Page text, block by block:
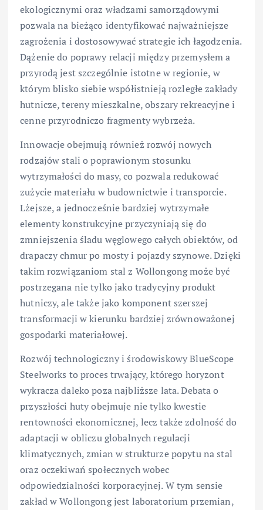
ekologicznymi oraz władzami samorządowymi
pozwala na bieżąco identyfikować najważniejsze
zagrożenia i dostosowywać strategie ich łagodzenia.
Dążenie do poprawy relacji między przemysłem a
przyrodą jest szczególnie istotne w regionie, w
którym blisko siebie współistnieją rozległe zakłady
hutnicze, tereny mieszkalne, obszary rekreacyjne i
cenne przyrodniczo fragmenty wybrzeża.
Innowacje obejmują również rozwój nowych
rodzajów stali o poprawionym stosunku
wytrzymałości do masy, co pozwala redukować
zużycie materiału w budownictwie i transporcie.
Lżejsze, a jednocześnie bardziej wytrzymałe
elementy konstrukcyjne przyczyniają się do
zmniejszenia śladu węglowego całych obiektów, od
drapaczy chmur po mosty i pojazdy szynowe. Dzięki
takim rozwiązaniom stal z Wollongong może być
postrzegana nie tylko jako tradycyjny produkt
hutniczy, ale także jako komponent szerszej
transformacji w kierunku bardziej zrównoważonej
gospodarki materiałowej.
Rozwój technologiczny i środowiskowy BlueScope
Steelworks to proces trwający, którego horyzont
wykracza daleko poza najbliższe lata. Debata o
przyszłości huty obejmuje nie tylko kwestie
rentowności ekonomicznej, lecz także zdolność do
adaptacji w obliczu globalnych regulacji
klimatycznych, zmian w strukturze popytu na stal
oraz oczekiwań społecznych wobec
odpowiedzialności korporacyjnej. W tym sensie
zakład w Wollongong jest laboratorium przemian,